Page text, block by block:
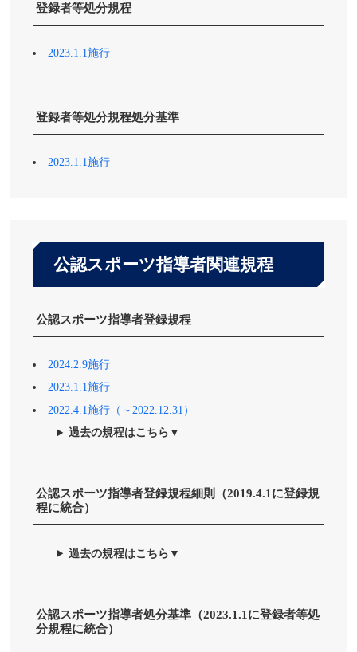
登録者等処分規程
2023.1.1施行
登録者等処分規程処分基準
2023.1.1施行
公認スポーツ指導者関連規程
公認スポーツ指導者登録規程
2024.2.9施行
2023.1.1施行
2022.4.1施行（～2022.12.31）
過去の規程はこちら▼
公認スポーツ指導者登録規程細則（2019.4.1に登録規
程に統合）
過去の規程はこちら▼
公認スポーツ指導者処分基準（2023.1.1に登録者等処
分規程に統合）